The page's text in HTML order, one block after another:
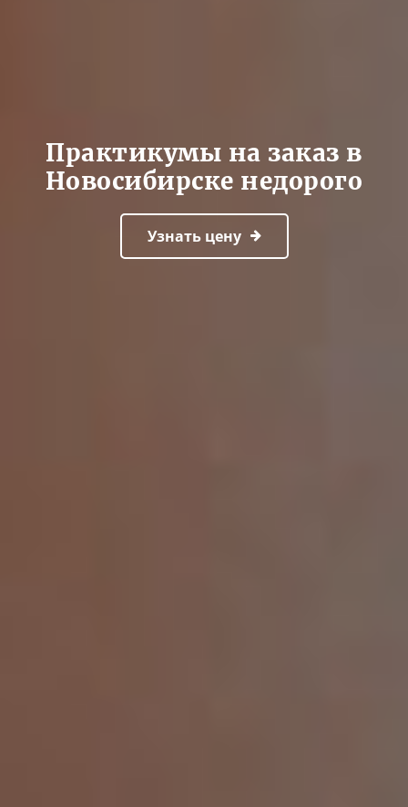
Практикумы на заказ в
Новосибирске недорого
Узнать цену